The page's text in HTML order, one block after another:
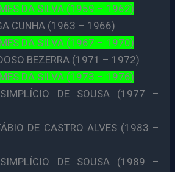
DA SILVA (1959 – 1962)
CUNHA (1963 – 1966)
DA SILVA (1967 – 1970)
BEZERRA (1971 – 1972)
DA SILVA (1973 – 1976)
DE SOUSA (1977 –
DE CASTRO ALVES (1983 –
DE SOUSA (1989 –